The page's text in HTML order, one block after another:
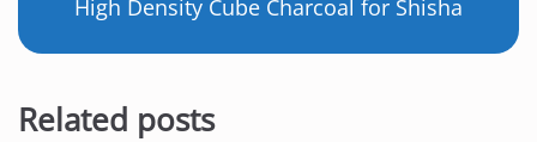
High Density Cube Charcoal for Shisha
Related posts